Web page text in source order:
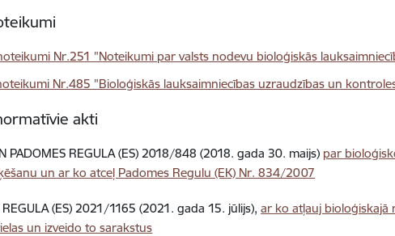
Nr.251 "Noteikumi par valsts nodevu bioloģiskās
Nr.485 "Bioloģiskās lauksaimniecības uzraudzības un
akti
PADOMES REGULA (ES) 2018/848 (2018. gada 30. maijs) par
un ar ko atceļ Padomes Regulu (EK) Nr. 834/2007
REGULA (ES) 2021/1165 (2021. gada 15. jūlijs),ar ko atļauj bioloģiskajā
un izveido to sarakstus